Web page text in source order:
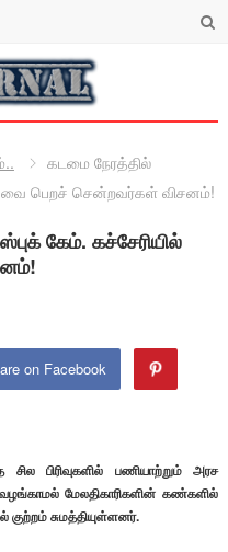
கடமை நேரத்தில்
பெறச் சென்றவர்கள் விசனம்!
கேம். கச்சேரியில்
on Facebook
பிரிவுகளில் பணியாற்றும் அரச
மேலதிகாரிகளின் கண்களில்
சுமத்தியுள்ளனர்.